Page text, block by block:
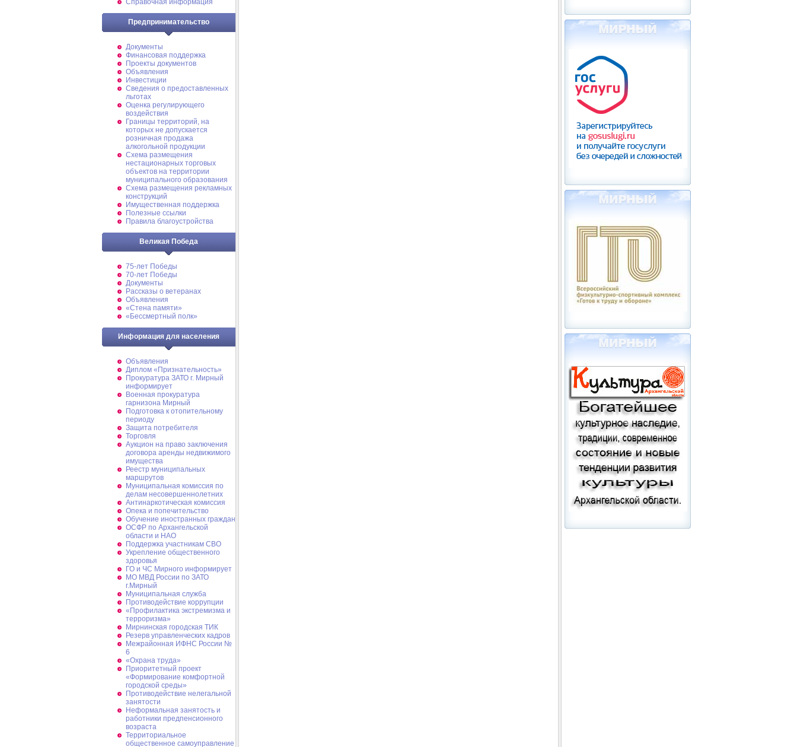
Справочная информация
Предпринимательство
Документы
Финансовая поддержка
Проекты документов
Объявления
Инвестиции
Сведения о предоставленных
льготах
Оценка регулирующего
воздействия
Границы территорий, на
которых не допускается
розничная продажа
алкогольной продукции
Схема размещения
нестационарных торговых
объектов на территории
муниципального образования
Схема размещения рекламных
конструкций
Имущественная поддержка
Полезные ссылки
Правила благоустройства
Великая Победа
75-лет Победы
70-лет Победы
Документы
Рассказы о ветеранах
Объявления
«Стена памяти»
«Бессмертный полк»
Информация для населения
Объявления
Диплом «Признательность»
Прокуратура ЗАТО г. Мирный
информирует
Военная прокуратура
гарнизона Мирный
Подготовка к отопительному
периоду
Защита потребителя
Торговля
Аукцион на право заключения
договора аренды недвижимого
имущества
Реестр муниципальных
маршрутов
Муниципальная комиссия по
делам несовершеннолетних
Антинаркотическая комиссия
Опека и попечительство
Обучение иностранных граждан
ОСФР по Архангельской
области и НАО
Поддержка участникам СВО
Укрепление общественного
здоровья
ГО и ЧС Мирного информирует
МО МВД России по ЗАТО
г.Мирный
Муниципальная cлужба
Противодействие коррупции
«Профилактика экстремизма и
терроризма»
Мирнинская городская ТИК
Резерв управленческих кадров
Межрайонная ИФНС России №
6
«Охрана труда»
Приоритетный проект
«Формирование комфортной
городской среды»
Противодействие нелегальной
занятости
Неформальная занятость и
работники предпенсионного
возраста
Территориальное
общественное самоуправление